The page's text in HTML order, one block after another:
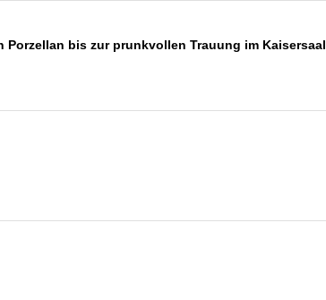
bis zur prunkvollen Trauung im Kaisersaal